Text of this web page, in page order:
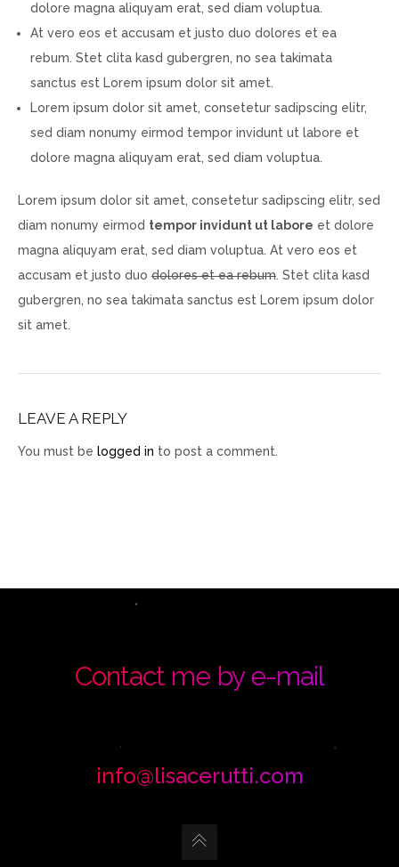
dolore magna aliquyam erat, sed diam voluptua.
At vero eos et accusam et justo duo dolores et ea
rebum. Stet clita kasd gubergren, no sea takimata
sanctus est Lorem ipsum dolor sit amet.
Lorem ipsum dolor sit amet, consetetur sadipscing elitr,
sed diam nonumy eirmod tempor invidunt ut labore et
dolore magna aliquyam erat, sed diam voluptua.
Lorem ipsum dolor sit amet, consetetur sadipscing elitr, sed
diam nonumy eirmod tempor invidunt ut labore et dolore
magna aliquyam erat, sed diam voluptua. At vero eos et
accusam et justo duo dolores et ea rebum. Stet clita kasd
gubergren, no sea takimata sanctus est Lorem ipsum dolor
sit amet.
LEAVE A REPLY
You must be logged in to post a comment.
Contact me by e-mail
info@lisacerutti.com